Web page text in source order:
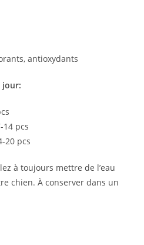
antioxydants
jour:
14 pcs
20 pcs
à toujours mettre de l’eau
chien. À conserver dans un